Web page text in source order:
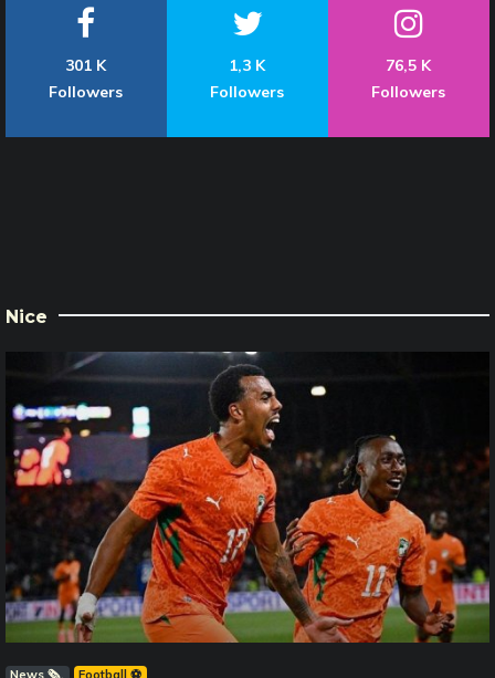
301 K
Followers
1,3 K
Followers
76,5 K
Followers
Nice
News 🗞️ Football ⚽️